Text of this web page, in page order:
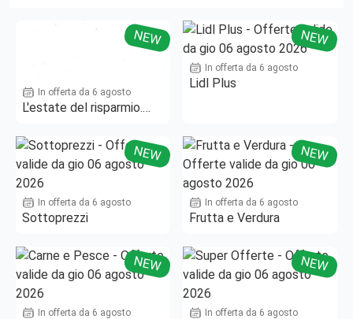
NEW
In offerta da 6 agosto
L'estate del risparmio.
NEW
In offerta da 6 agosto
Lidl Plus
NEW
In offerta da 6 agosto
Sottoprezzi
NEW
In offerta da 6 agosto
Frutta e Verdura
NEW
In offerta da 6 agosto
NEW
In offerta da 6 agosto